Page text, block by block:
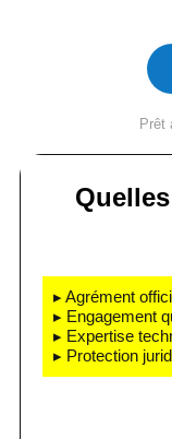
Prêt
▸ Agrément
▸ Engagement
▸ Expertise
▸ Protection